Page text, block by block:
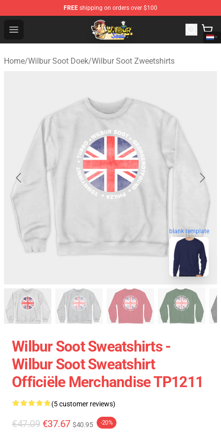
FREE shipping on orders over $100
Open menu
Wilbur Soot Shop - Official Wilbur Soot Merchandise
Home/Wilbur Soot Doek/Wilbur Soot Zweetshirts
blank template
Wilbur Soot Sweatshirts -
Wilbur Soot Sweatshirt
Officiële Merchandise TP1211
(5 customer reviews)
€47.09 €37.67 $40.95 -20%